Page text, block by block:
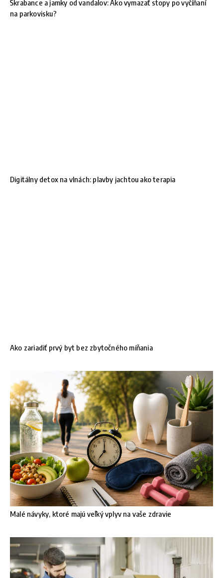
Škrabance a jamky od vandalov: Ako vymazať stopy po vyčíňaní
na parkovisku?
Digitálny detox na vlnách: plavby jachtou ako terapia
Ako zariadiť prvý byt bez zbytočného míňania
Malé návyky, ktoré majú veľký vplyv na vaše zdravie